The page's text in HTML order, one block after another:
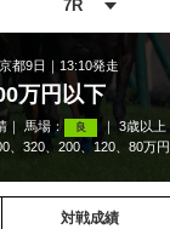
都9日 13:10発走
万円以下
馬場： 良 3歳以上
、320、200、120、80万円
対戦成績